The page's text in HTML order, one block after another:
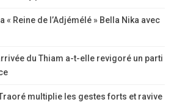
« Reine de l’Adjémélé » Bella Nika avec
du Thiam a-t-elle revigoré un parti
multiplie les gestes forts et ravive